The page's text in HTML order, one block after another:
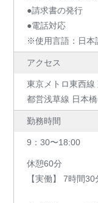
●請求書の発行
●電話対応
※使用言語：日本
アクセス
東京メトロ東西線
都営浅草線 日本
勤務時間
9：30〜18:00
休憩60分
【実働】 7時間30